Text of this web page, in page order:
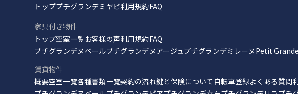
トッププチグランデミヤビ利用規約FAQ
家具付き物件
トップ空室一覧お客様の声利用規約FAQ
プチグランデヌベールプチグランデヌアージュプチグランデミレーヌPetit
賃貸物件
概要空室一覧各種書類一覧契約の流れ鍵と保険について 自転車登録よくある質問